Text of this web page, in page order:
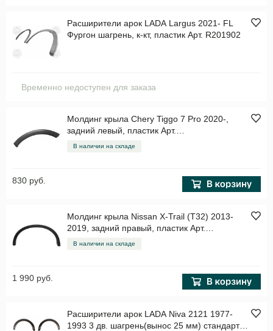
Расширители арок LADA Largus 2021- FL
Фургон шагрень, к-кт, пластик Арт. R201902
Временно недоступен для заказа
Молдинг крыла Chery Tiggo 7 Pro 2020-,
задний левый, пластик Арт.
STCHTG7PRO064M2
В наличии на складе
830 руб.
Молдинг крыла Nissan X-Trail (T32) 2013-
2019, задний правый, пластик Арт.
STDTU3064M1
В наличии на складе
1 990 руб.
Расширители арок LADA Niva 2121 1977-
1993 3 дв. шагрень(вынос 25 мм) стандарт